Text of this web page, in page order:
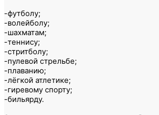
-футболу;
-волейболу;
-шахматам;
-теннису;
-стритболу;
-пулевой стрельбе;
-плаванию;
-лёгкой атлетике;
-гиревому спорту;
-бильярду.